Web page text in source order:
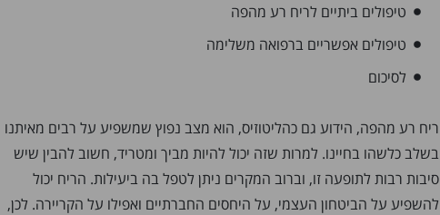
טיפולים ביתיים לריח רע מהפה
טיפולים אפשריים ברפואה משלימה
לסיכום
ריח רע מהפה, הידוע גם כהליטוזיס, הוא מצב נפוץ שמשפיע על רבים מאיתנו
בשלב כלשהו בחיינו. למרות שזה יכול להיות מביך ומטריד, חשוב להבין שיש
סיבות רבות לתופעה זו, וברוב המקרים ניתן לטפל בה ביעילות. הריח יכול
להשפיע על הביטחון העצמי, על היחסים החברתיים ואפילו על הקריירה. לכן,